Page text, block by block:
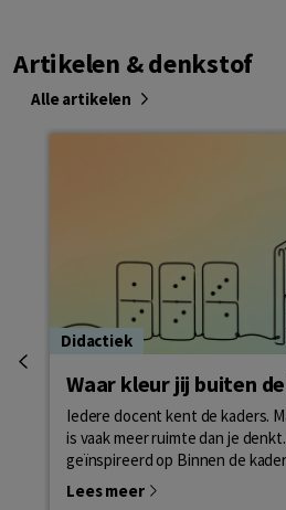
Artikelen & denkstof
Alle artikelen
Didactiek
Waar kleur jij buiten
Iedere docent kent de kaders.
is vaak meer ruimte dan je
geïnspireerd op Binnen de
Lees meer